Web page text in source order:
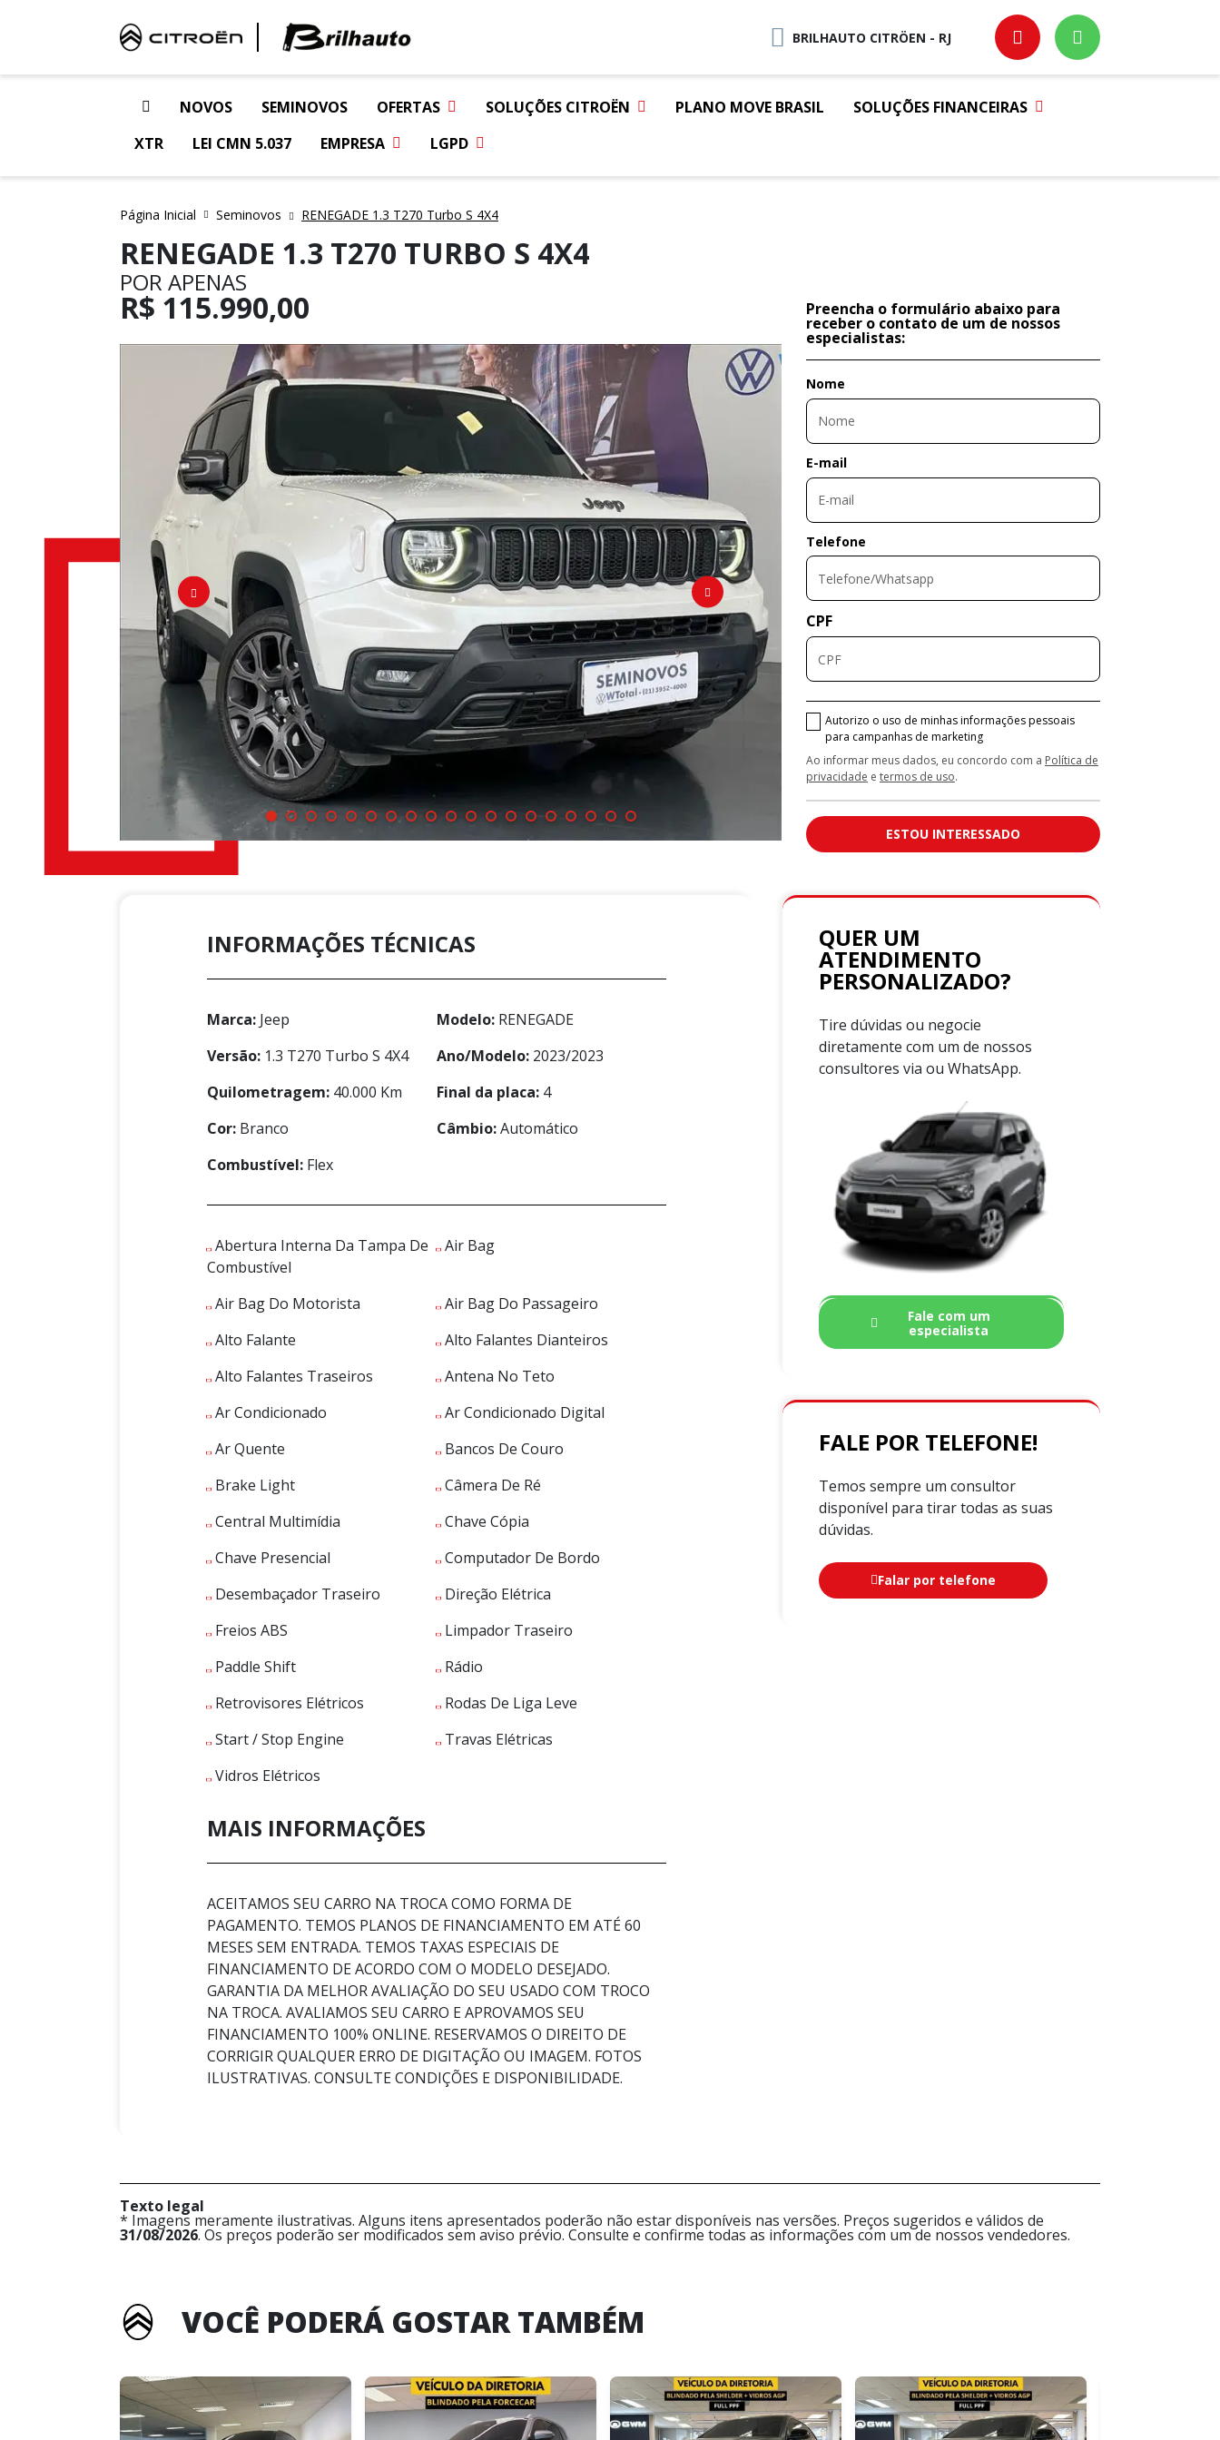
BRILHAUTO CITRÖEN - RJ
NOVOS SEMINOVOS OFERTAS SOLUÇÕES CITROËN PLANO MOVE BRASIL
SOLUÇÕES FINANCEIRAS
XTR
LEI CMN 5.037 EMPRESA LGPD
Página Inicial Seminovos RENEGADE 1.3 T270 Turbo S 4X4
RENEGADE 1.3 T270 TURBO S 4X4
POR APENAS
R$ 115.990,00 Preencha o formulário abaixo para
receber o contato de um de nossos
especialistas:
Nome
E-mail
Telefone
CPF
Autorizo o uso de minhas informações pessoais
para campanhas de marketing
Ao informar meus dados, eu concordo com a Política de
privacidade e termos de uso.
ESTOU INTERESSADO
INFORMAÇÕES TÉCNICAS
Marca: Jeep Modelo: RENEGADE
Versão: 1.3 T270 Turbo S 4X4 Ano/Modelo: 2023/2023
Quilometragem: 40.000 Km Final da placa: 4
Cor: Branco Câmbio:Automático
Combustível: Flex
Abertura Interna Da Tampa De
Combustível
Air Bag
Air Bag Do Motorista
Air Bag Do Passageiro
Alto Falante
Alto Falantes Dianteiros
Alto Falantes Traseiros
Antena No Teto
Ar Condicionado
Ar Condicionado Digital
Ar Quente
Bancos De Couro
Brake Light
Câmera De Ré
Central Multimídia
Chave Cópia
Chave Presencial
Computador De Bordo
Desembaçador Traseiro
Direção Elétrica
Freios ABS
Limpador Traseiro
Paddle Shift
Rádio
Retrovisores Elétricos
Rodas De Liga Leve
Start / Stop Engine
Travas Elétricas
Vidros Elétricos
MAIS INFORMAÇÕES
ACEITAMOS SEU CARRO NA TROCA COMO FORMA DE
PAGAMENTO. TEMOS PLANOS DE FINANCIAMENTO EM ATÉ 60
MESES SEM ENTRADA. TEMOS TAXAS ESPECIAIS DE
FINANCIAMENTO DE ACORDO COM O MODELO DESEJADO.
GARANTIA DA MELHOR AVALIAÇÃO DO SEU USADO COM TROCO
NA TROCA. AVALIAMOS SEU CARRO E APROVAMOS SEU
FINANCIAMENTO 100% ONLINE. RESERVAMOS O DIREITO DE
CORRIGIR QUALQUER ERRO DE DIGITAÇÃO OU IMAGEM. FOTOS
ILUSTRATIVAS. CONSULTE CONDIÇÕES E DISPONIBILIDADE.
QUER UM
ATENDIMENTO
PERSONALIZADO?
Tire dúvidas ou negocie
diretamente com um de nossos
consultores via ou WhatsApp.
Fale com um
especialista
FALE POR TELEFONE!
Temos sempre um consultor
disponível para tirar todas as suas
dúvidas.
Falar por telefone
Texto legal
* Imagens meramente ilustrativas. Alguns itens apresentados poderão não estar disponíveis nas versões. Preços sugeridos e válidos de
31/08/2026. Os preços poderão ser modificados sem aviso prévio. Consulte e confirme todas as informações com um de nossos vendedores.
VOCÊ PODERÁ GOSTAR TAMBÉM